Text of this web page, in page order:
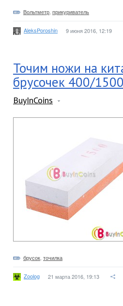
Вольтметр прикуриватель
AleksPoroshin 9 июня 2016, 12:19
Точим ножи на
брусочек 400/1500
BuyInCoins
брусок точилка
Zoolog 21 марта 2016, 19:13